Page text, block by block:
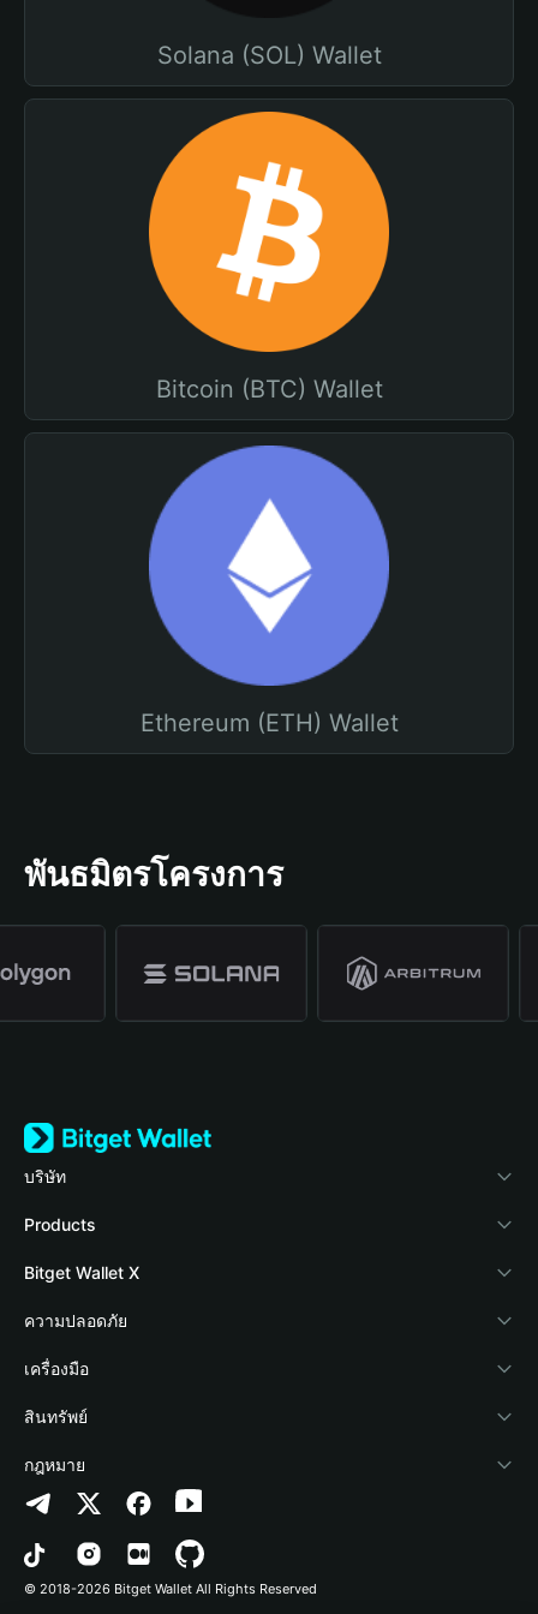
Solana (SOL) Wallet
Bitcoin (BTC) Wallet
Ethereum (ETH) Wallet
พันธมิตรโครงการ
บริษัท
เกี่ยวกับ Bitget Wallet
Blog
Academy
ข่าวสารด้านคริปโต
ศูนย์ช่วยเหลือ
ติดต่อเรา
ทรัพยากรข้อมูลของแบรนด์
อาชีพ
Products
Crypto Card
Stablecoin Earn
Payfi Crypto
Crypto Swap API
Altcoin Season Index
Prediction Markets
DApp
Bitget Wallet X
นักพัฒนา
เชื่อมต่อ Wallet
Bitget Wallet Pay
ลิสต์โปรเจกต์
ความปลอดภัย
Protection Fund
เทคโนโลยีความปลอดภัย
เครื่องมือ
ซื้อคริปโต
การตรวจจับการอนุญาต
การตรวจจับสัญญา
การโอนเป็นชุด
สินทรัพย์
Arbitrum
Avalanche
Bitcoin
กฎหมาย
นโยบายความเป็นส่วนตัว
ข้อตกลงในการใช้บริการ
© 2018-2026 Bitget Wallet All Rights Reserved